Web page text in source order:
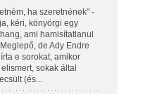
ha szeretnének" -
kéri, könyörgi egy
ami hamisítatlanul
de Ady Endre
e sorokat, amikor
sokak által
(és...